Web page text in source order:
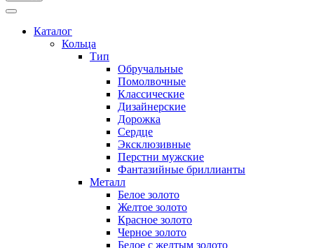
Каталог
Кольца
Тип
Обручальные
Помолвочные
Классические
Дизайнерские
Дорожка
Сердце
Эксклюзивные
Перстни мужские
Фантазийные бриллианты
Металл
Белое золото
Желтое золото
Красное золото
Черное золото
Белое с желтым золото